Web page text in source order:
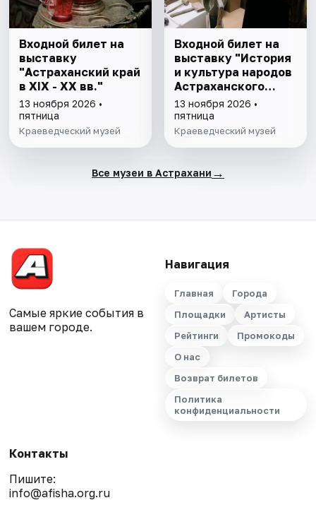
Входной билет на
выставку
"Астраханский край
в XIX - XX вв."
13 ноября 2026 •
пятница
Краеведческий музей
Входной билет на
выставку "История
и культура народов
Астраханского
края"
13 ноября 2026 •
пятница
Краеведческий музей
Все музеи в Астрахани →
Самые яркие события в
вашем городе.
Навигация
Главная
Города
Площадки
Артисты
Рейтинги
Промокоды
О нас
Возврат билетов
Политика
конфиденциальности
Контакты
Пишите:
info@afisha.org.ru